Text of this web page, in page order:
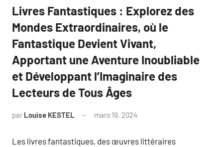
Livres Fantastiques : Explorez des
Mondes Extraordinaires, où le
Fantastique Devient Vivant,
Apportant une Aventure Inoubliable
et Développant l’Imaginaire des
Lecteurs de Tous Âges
par Louise KESTEL mars 19, 2024
Les livres fantastiques, des œuvres littéraires